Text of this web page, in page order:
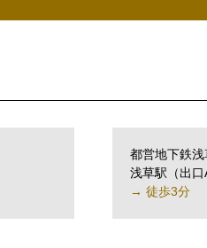
都営地下鉄浅
浅草駅（出口
→ 徒歩3分